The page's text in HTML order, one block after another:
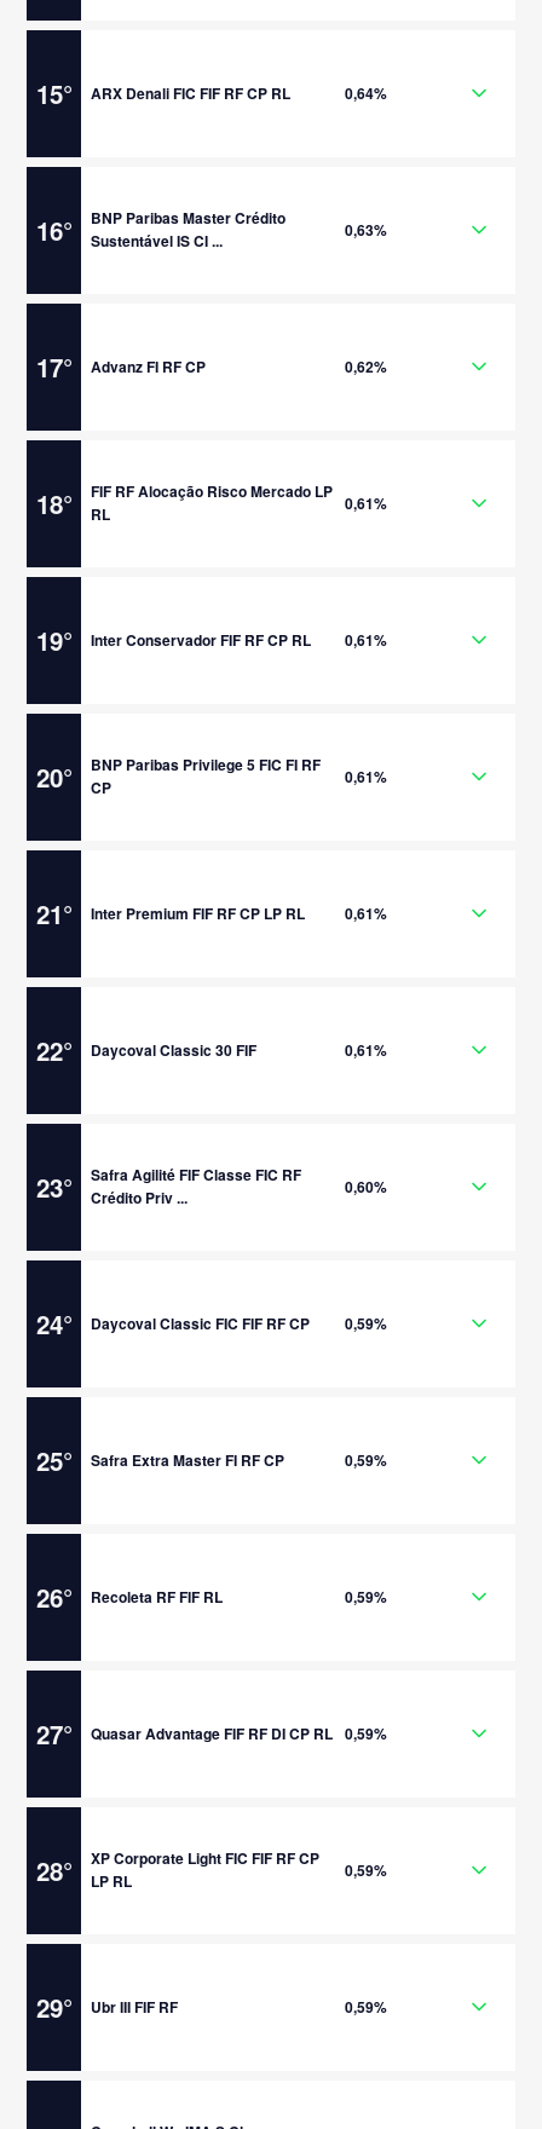
15° ARX Denali FIC FIF RF CP RL 0,64%
16°
BNP Paribas Master Crédito
Sustentável IS CI ...
0,63%
17° Advanz FI RF CP 0,62%
18°
FIF RF Alocação Risco Mercado LP
RL
0,61%
19° Inter Conservador FIF RF CP RL 0,61%
20°
BNP Paribas Privilege 5 FIC FI RF
CP
0,61%
21° Inter Premium FIF RF CP LP RL 0,61%
22° Daycoval Classic 30 FIF 0,61%
23°
Safra Agilité FIF Classe FIC RF
Crédito Priv ...
0,60%
24° Daycoval Classic FIC FIF RF CP 0,59%
25° Safra Extra Master FI RF CP 0,59%
26° Recoleta RF FIF RL 0,59%
27° Quasar Advantage FIF RF DI CP RL 0,59%
28°
XP Corporate Light FIC FIF RF CP
LP RL
0,59%
29° Ubr III FIF RF 0,59%